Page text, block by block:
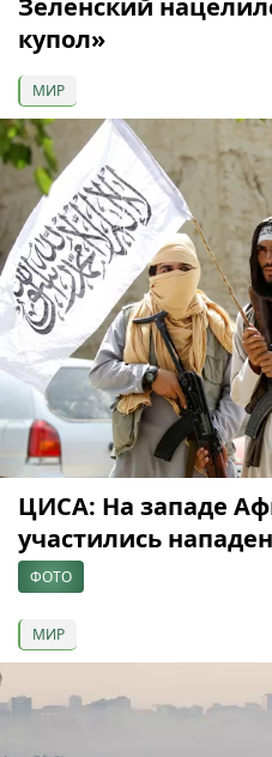
купол»
МИР
ЦИСА: На западе
участились
ФОТО
МИР